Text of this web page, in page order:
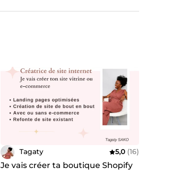
Tagaty 5,0 (16)
Je vais créer ta boutique Shopify